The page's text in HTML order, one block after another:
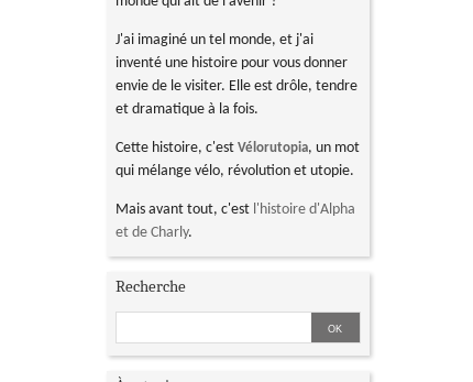
J'ai imaginé un tel monde, et j'ai
inventé une histoire pour vous donner
envie de le visiter. Elle est drôle, tendre
et dramatique à la fois.
Cette histoire, c'estVélorutopia, un mot
qui mélange vélo, révolution et utopie.
Mais avant tout, c'est l'histoire d'Alpha
et de Charly.
Recherche